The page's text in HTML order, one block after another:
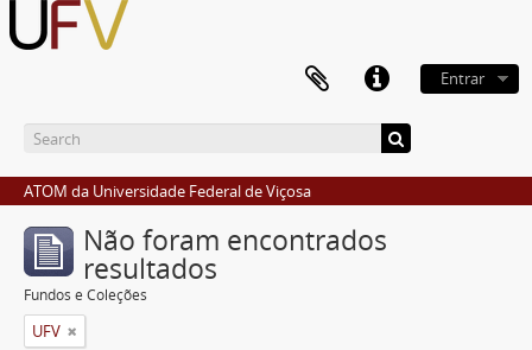
Entrar
ATOM da Universidade Federal de Viçosa
Não foram encontrados
resultados
Fundos e Coleções
UFV